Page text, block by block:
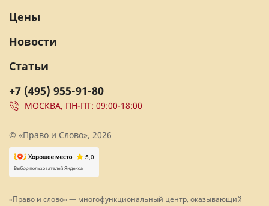
+7 (495) 955-91-80
МОСКВА, ПН-ПТ: 09:00-18:00
Цены
Новости
Статьи
© «Право и Слово», 2026
«Право и слово» — многофункциональный центр, оказывающий